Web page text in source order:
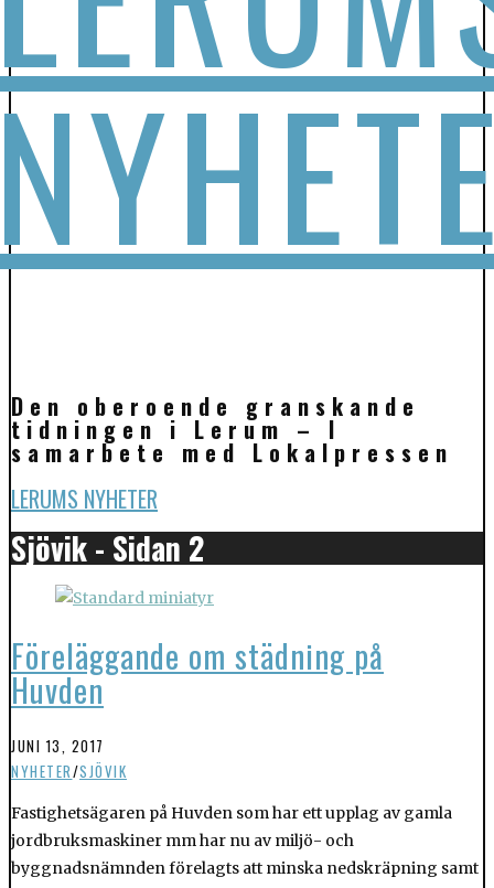
Den oberoende granskande
tidningen i Lerum – I
samarbete med Lokalpressen
LERUMS NYHETER
Sjövik - Sidan 2
Föreläggande om städning på
Huvden
JUNI 13, 2017
NYHETER/SJÖVIK
Fastighetsägaren på Huvden som har ett upplag av gamla
jordbruksmaskiner mm har nu av miljö- och
byggnadsnämnden förelagts att minska nedskräpning samt